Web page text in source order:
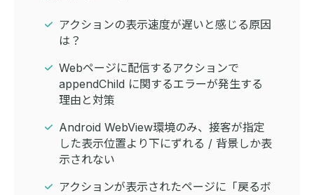
アクションの表示速度が遅いと感じる原因
は？
Webページに配信するアクションで
appendChild に関するエラーが発生する
理由と対策
Android WebView環境のみ、接客が指定
した表示位置より下にずれる / 背景しか表
示されない
アクションが表示されたページに「戻るボ